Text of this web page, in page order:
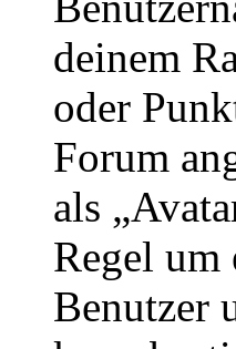
deinem
oder
Forum
als
Regel um
Benutzer